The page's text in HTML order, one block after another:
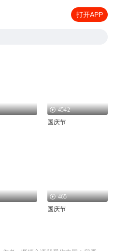
打开APP
4542
国庆节
465
国庆节